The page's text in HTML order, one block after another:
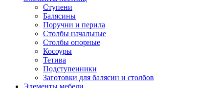
Ступени
Балясины
Поручни и перила
Столбы начальные
Столбы опорные
Косоуры
Тетива
Подступенники
Заготовки для балясин и столбов